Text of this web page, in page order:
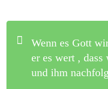
Wenn es Gott
er es wert ,
und ihm